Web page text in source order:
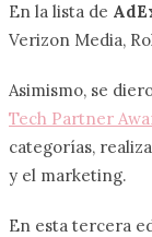
En la lista de
Verizon Media,
Asimismo, se
Tech Partner
categorías,
y el marketing.
En esta tercera